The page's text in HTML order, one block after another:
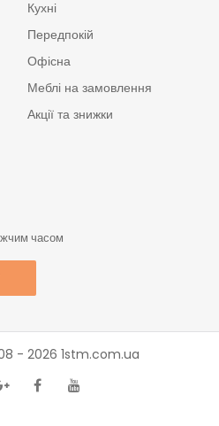
Кухні
Передпокій
Офісна
Меблі на замовлення
Акції та знижки
часом
- 2026 1stm.com.ua